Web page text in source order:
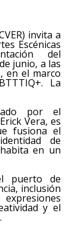
invita a
Escénicas
del
junio, a las
en el marco
La
por el
Vera, es
fusiona el
de
en un
puerto de
inclusión
y el